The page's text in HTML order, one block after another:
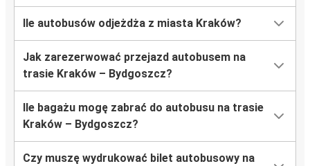
Ile autobusów odjeżdża z miasta Kraków?
Jak zarezerwować przejazd autobusem na
trasie Kraków – Bydgoszcz?
Ile bagażu mogę zabrać do autobusu na trasie
Kraków – Bydgoszcz?
Czy muszę wydrukować bilet autobusowy na